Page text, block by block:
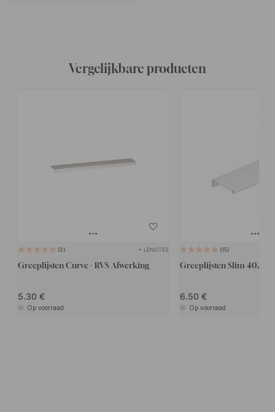
Vergelijkbare producten
3 + LENGTES
Greeplijsten Curve - RVS Afwerking
5.30
Op voorraad
15
Greeplijsten Slim 4025 -
6.50
Op voorraad